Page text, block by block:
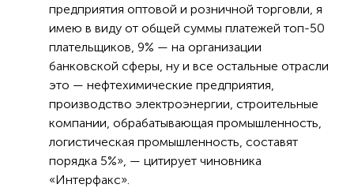
предприятия оптовой и розничной торговли, я
имею в виду от общей суммы платежей топ-50
плательщиков, 9% — на организации
банковской сферы, ну и все остальные отрасли
это — нефтехимические предприятия,
производство электроэнергии, строительные
компании, обрабатывающая промышленность,
логистическая промышленность, составят
порядка 5%», — цитирует чиновника
«Интерфакс».